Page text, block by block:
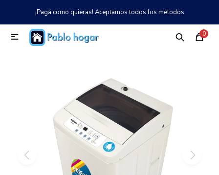
¡Pagá como quieras! Aceptamos todos los métodos
0

MI CUENTA
Catálogo Tienda 097 997 042
Tecnología